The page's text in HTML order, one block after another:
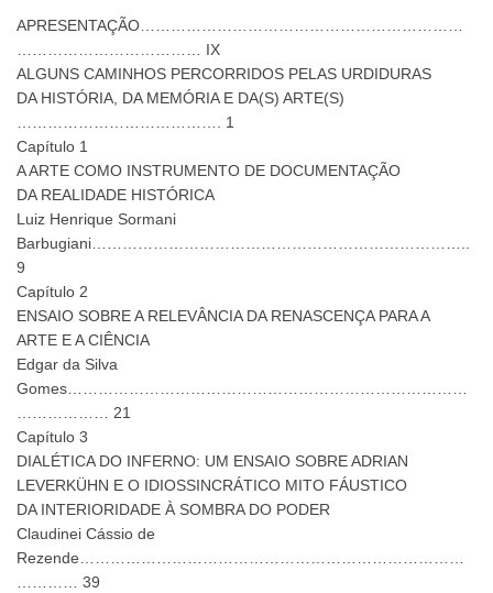
APRESENTAÇÃO………………………………………………………
……………………………… IX
ALGUNS CAMINHOS PERCORRIDOS PELAS URDIDURAS
DA HISTÓRIA, DA MEMÓRIA E DA(S) ARTE(S)
…………………………………. 1
Capítulo 1
A ARTE COMO INSTRUMENTO DE DOCUMENTAÇÃO
DA REALIDADE HISTÓRICA
Luiz Henrique Sormani
Barbugiani………………………………………………………………..
9
Capítulo 2
ENSAIO SOBRE A RELEVÂNCIA DA RENASCENÇA PARA A
ARTE E A CIÊNCIA
Edgar da Silva
Gomes……………………………………………………………………
……………… 21
Capítulo 3
DIALÉTICA DO INFERNO: UM ENSAIO SOBRE ADRIAN
LEVERKÜHN E O IDIOSSINCRÁTICO MITO FÁUSTICO
DA INTERIORIDADE À SOMBRA DO PODER
Claudinei Cássio de
Rezende…………………………………………………………………
………… 39